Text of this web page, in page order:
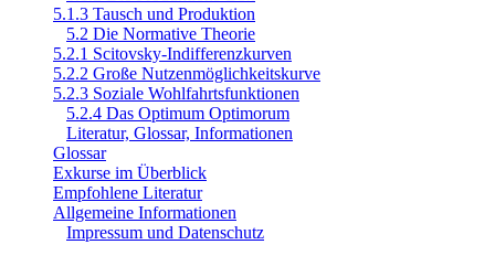
5.1.3 Tausch und Produktion
5.2 Die Normative Theorie
5.2.1 Scitovsky-Indifferenzkurven
5.2.2 Große Nutzenmöglichkeitskurve
5.2.3 Soziale Wohlfahrtsfunktionen
5.2.4 Das Optimum Optimorum
Literatur, Glossar, Informationen
Glossar
Exkurse im Überblick
Empfohlene Literatur
Allgemeine Informationen
Impressum und Datenschutz